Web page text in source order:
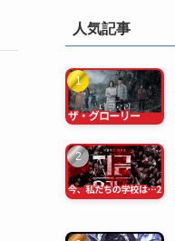
人気記事